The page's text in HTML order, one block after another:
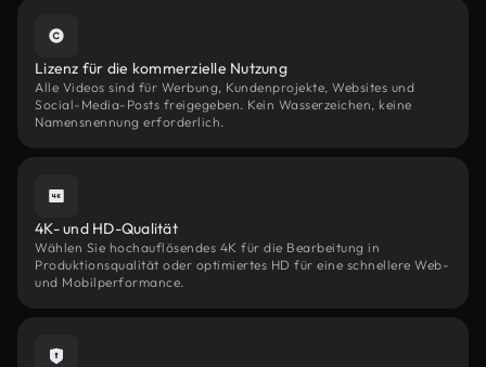
Lizenz für die kommerzielle Nutzung
Alle Videos sind für Werbung, Kundenprojekte, Websites und
Social-Media-Posts freigegeben. Kein Wasserzeichen, keine
Namensnennung erforderlich.
4K- und HD-Qualität
Wählen Sie hochauflösendes 4K für die Bearbeitung in
Produktionsqualität oder optimiertes HD für eine schnellere Web-
und Mobilperformance.